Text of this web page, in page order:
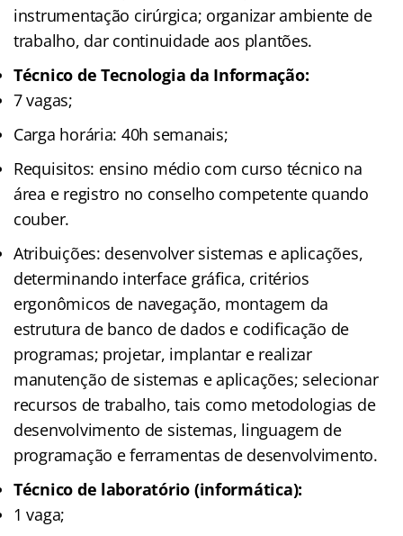
instrumentação cirúrgica; organizar ambiente de
trabalho, dar continuidade aos plantões.
Técnico de Tecnologia da Informação:
7 vagas;
Carga horária: 40h semanais;
Requisitos: ensino médio com curso técnico na
área e registro no conselho competente quando
couber.
Atribuições: desenvolver sistemas e aplicações,
determinando interface gráfica, critérios
ergonômicos de navegação, montagem da
estrutura de banco de dados e codificação de
programas; projetar, implantar e realizar
manutenção de sistemas e aplicações; selecionar
recursos de trabalho, tais como metodologias de
desenvolvimento de sistemas, linguagem de
programação e ferramentas de desenvolvimento.
Técnico de laboratório (informática):
1 vaga;